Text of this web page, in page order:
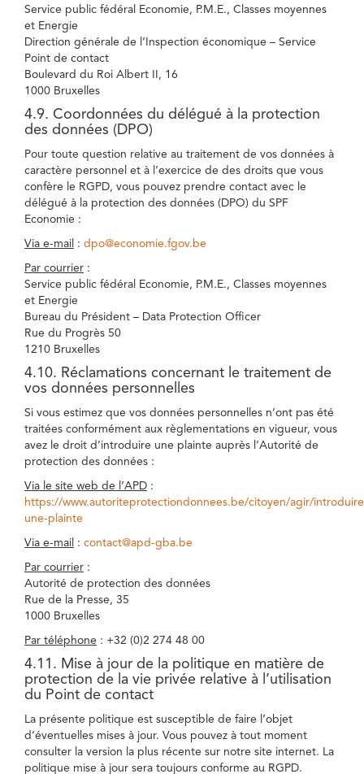
Service public fédéral Economie, P.M.E., Classes moyennes
et Energie
Direction générale de l’Inspection économique – Service
Point de contact
Boulevard du Roi Albert II, 16
1000 Bruxelles
4.9. Coordonnées du délégué à la protection
des données (DPO)
Pour toute question relative au traitement de vos données à
caractère personnel et à l’exercice de des droits que vous
confère le RGPD, vous pouvez prendre contact avec le
délégué à la protection des données (DPO) du SPF
Economie :
Via e-mail : dpo@economie.fgov.be
Par courrier :
Service public fédéral Economie, P.M.E., Classes moyennes
et Energie
Bureau du Président – Data Protection Officer
Rue du Progrès 50
1210 Bruxelles
4.10. Réclamations concernant le traitement de
vos données personnelles
Si vous estimez que vos données personnelles n’ont pas été
traitées conformément aux règlementations en vigueur, vous
avez le droit d’introduire une plainte auprès l’Autorité de
protection des données :
Via le site web de l’APD :
https://www.autoriteprotectiondonnees.be/citoyen/agir/
une-plainte
Via e-mail : contact@apd-gba.be
Par courrier :
Autorité de protection des données
Rue de la Presse, 35
1000 Bruxelles
Par téléphone : +32 (0)2 274 48 00
4.11. Mise à jour de la politique en matière de
protection de la vie privée relative à l’utilisation
du Point de contact
La présente politique est susceptible de faire l’objet
d’éventuelles mises à jour. Vous pouvez à tout moment
consulter la version la plus récente sur notre site internet. La
politique mise à jour sera toujours conforme au RGPD.